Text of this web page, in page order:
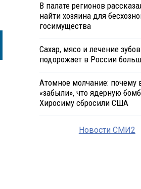
В палате регионов
найти хозяина для
госимущества
Сахар, мясо и лечение
подорожает в России
Атомное молчание: почему
«забыли», что ядерную
Хиросиму сбросили США
Новости СМИ2